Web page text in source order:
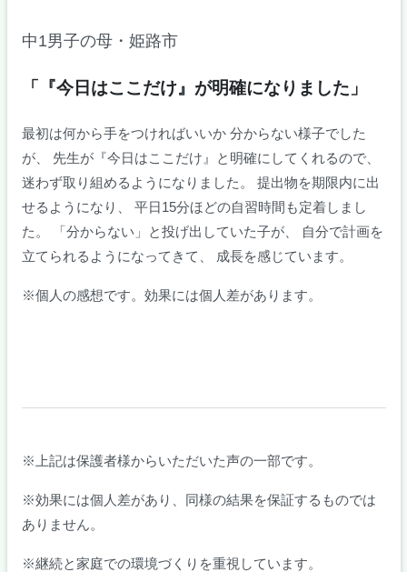
中1男子の母・姫路市
「『今日はここだけ』が明確になりました」
最初は何から手をつければいいか 分からない様子でした
が、 先生が『今日はここだけ』と明確にしてくれるので、
迷わず取り組めるようになりました。 提出物を期限内に出
せるようになり、 平日15分ほどの自習時間も定着しまし
た。 「分からない」と投げ出していた子が、 自分で計画を
立てられるようになってきて、 成長を感じています。
※個人の感想です。効果には個人差があります。
※上記は保護者様からいただいた声の一部です。
※効果には個人差があり、同様の結果を保証するものでは
ありません。
※継続と家庭での環境づくりを重視しています。